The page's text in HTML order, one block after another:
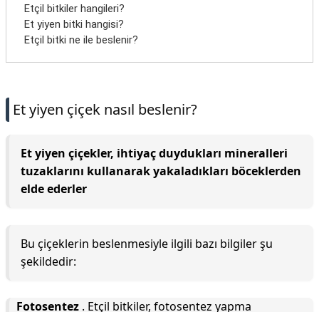
Etçil bitkiler hangileri?
Et yiyen bitki hangisi?
Etçil bitki ne ile beslenir?
Et yiyen çiçek nasıl beslenir?
Et yiyen çiçekler, ihtiyaç duydukları mineralleri
tuzaklarını kullanarak yakaladıkları böceklerden
elde ederler
Bu çiçeklerin beslenmesiyle ilgili bazı bilgiler şu
şekildedir:
Fotosentez . Etçil bitkiler, fotosentez yapma